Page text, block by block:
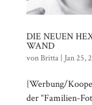
DIE NEUEN
WAND
vonBritta| Jan 25,
{Werbung/
der “Familien-